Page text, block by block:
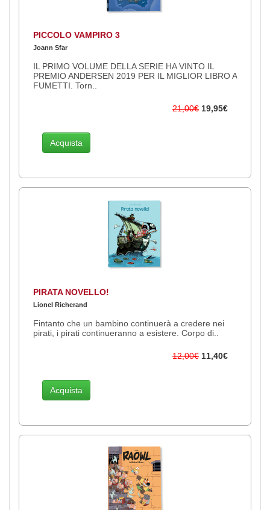
PICCOLO VAMPIRO 3
Joann Sfar
IL PRIMO VOLUME DELLA SERIE HA VINTO IL
PREMIO ANDERSEN 2019 PER IL MIGLIOR LIBRO A
FUMETTI. Torn..
21,00€ 19,95€
Acquista
PIRATA NOVELLO!
Lionel Richerand
Fintanto che un bambino continuerà a credere nei
pirati, i pirati continueranno a esistere. Corpo di..
12,00€ 11,40€
Acquista